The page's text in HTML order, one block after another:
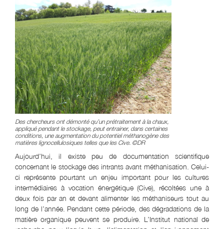
Des chercheurs ont démonté qu’un prétraitement à la chaux,
appliqué pendant le stockage, peut entrainer, dans certaines
conditions, une augmentation du potentiel méthanogène des
matières lignocellulosiques telles que les Cive. ©DR
Aujourd’hui, il existe peu de documentation scientifique
concernant le stockage des intrants avant méthanisation. Celui-
ci représente pourtant un enjeu important pour les cultures
intermédiaires à vocation énergétique (Cive), récoltées une à
deux fois par an et devant alimenter les méthaniseurs tout au
long de l’année. Pendant cette période, des dégradations de la
matière organique peuvent se produire. L’Institut national de